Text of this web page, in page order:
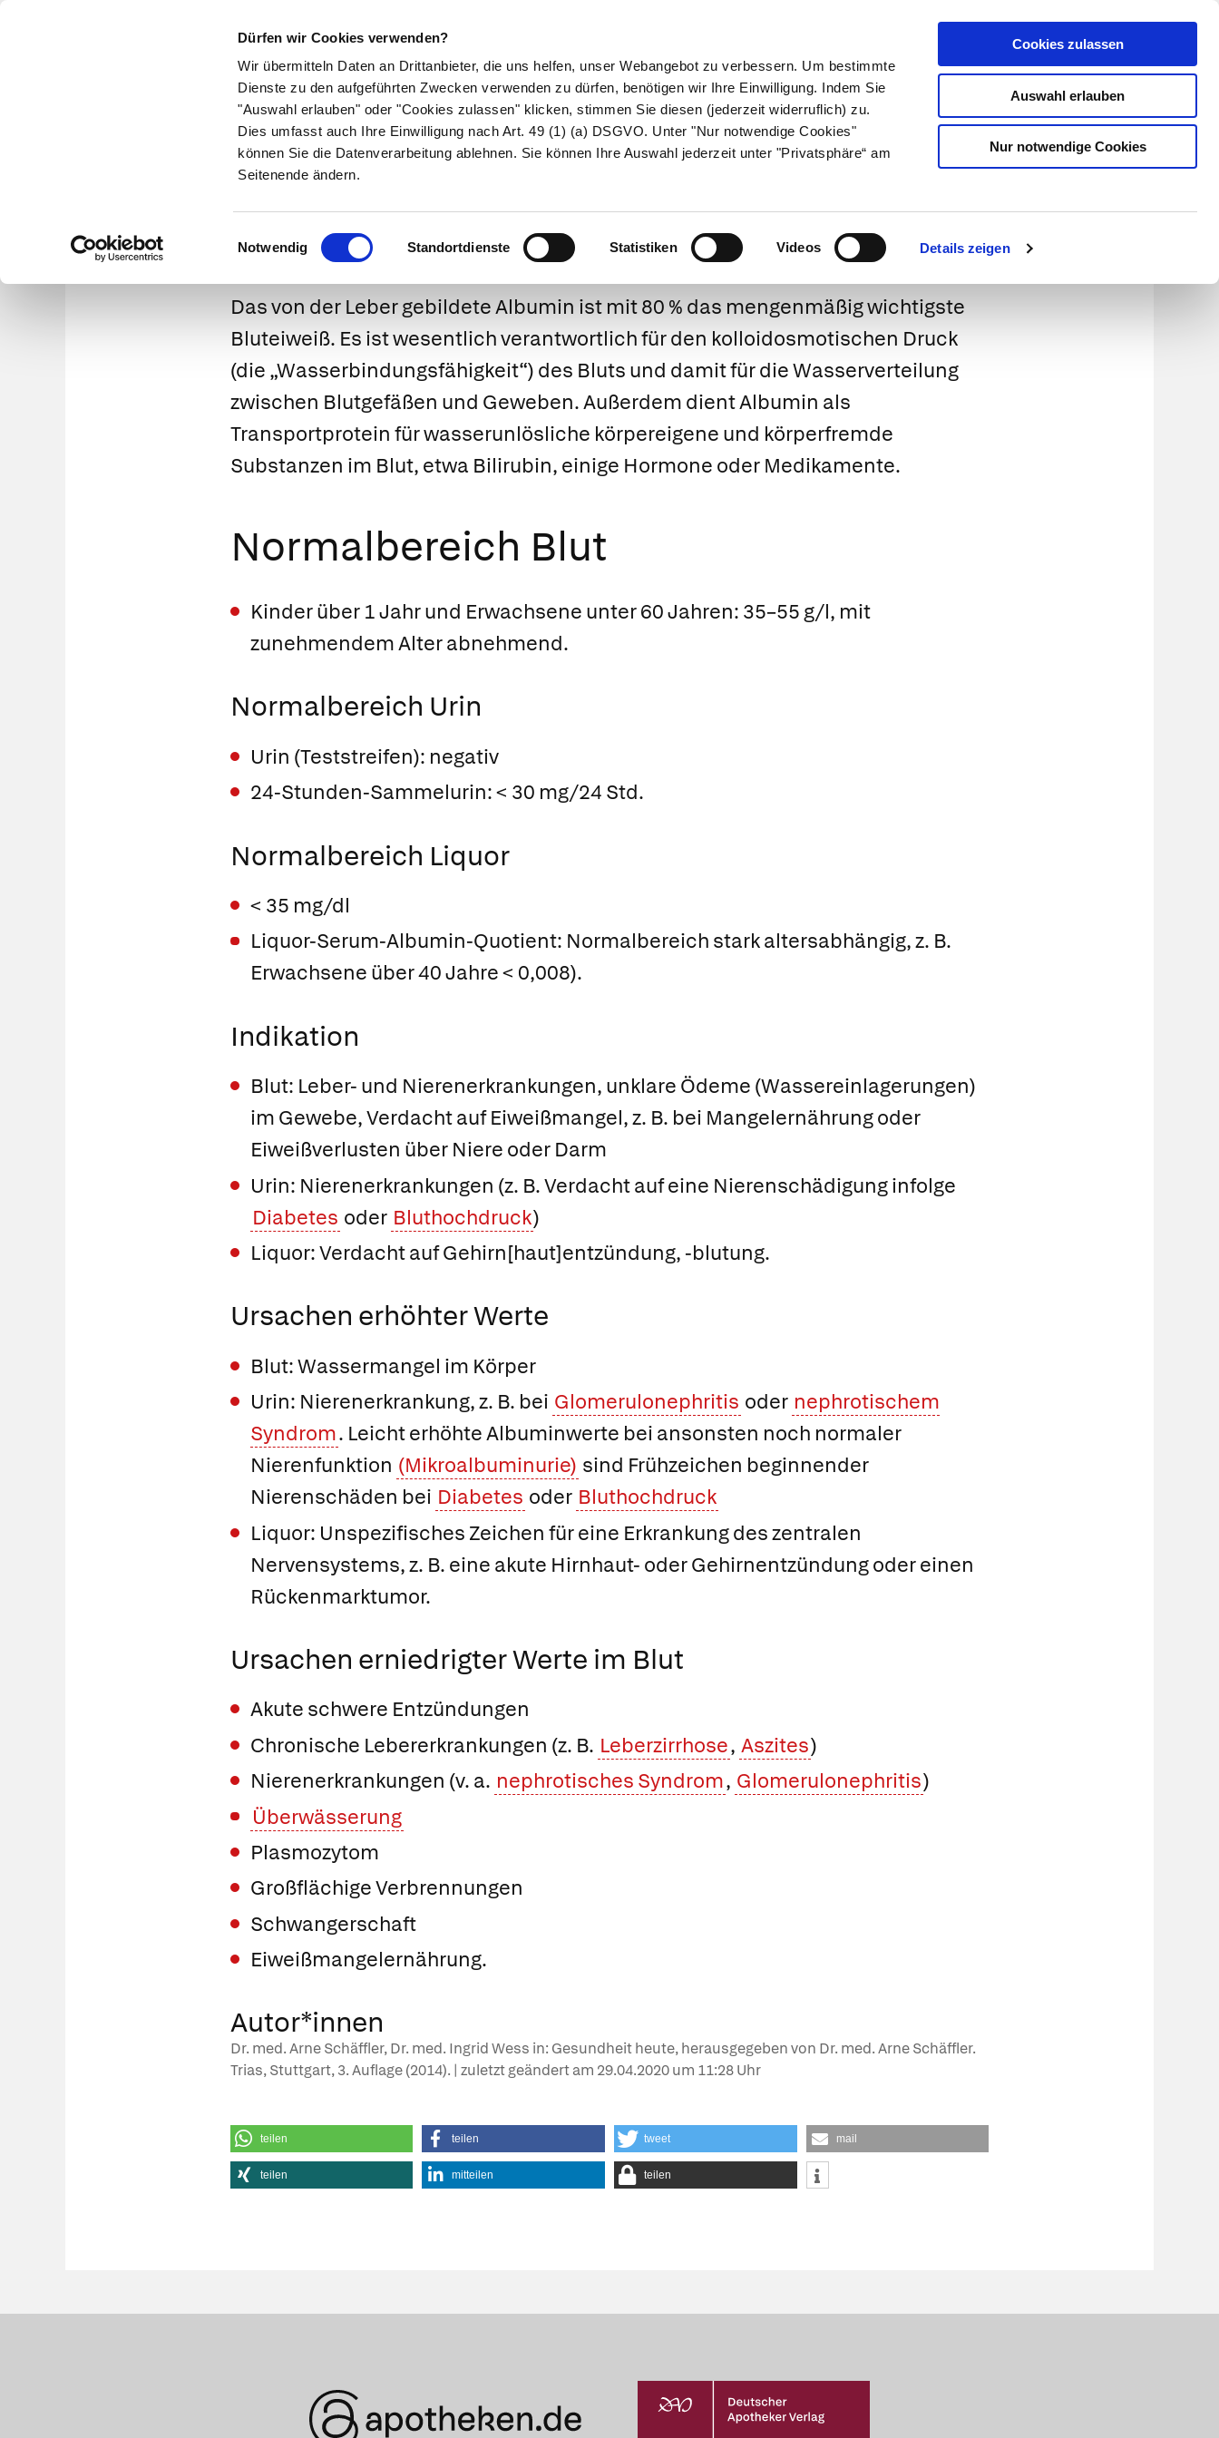
Dürfen wir Cookies verwenden?
Wir übermitteln Daten an Drittanbieter, die uns helfen, unser Webangebot zu verbessern. Um bestimmte
Dienste zu den aufgeführten Zwecken verwenden zu dürfen, benötigen wir Ihre Einwilligung. Indem Sie
"Auswahl erlauben" oder "Cookies zulassen" klicken, stimmen Sie diesen (jederzeit widerruflich) zu.
Dies umfasst auch Ihre Einwilligung nach Art. 49 (1) (a) DSGVO. Unter "Nur notwendige Cookies"
können Sie die Datenverarbeitung ablehnen. Sie können Ihre Auswahl jederzeit unter "Privatsphäre“ am
Seitenende ändern.
Einwilligungsauswahl
Notwendig Standortdienste Statistiken Videos Details zeigen
Cookies zulassen
Auswahl erlauben
Nur notwendige Cookies
Kundenlogin
Suche
Symptome Therapie Medikamente Naturheilkunde Eltern & Kind Gesund leben Über uns
Albumin
Das von der Leber gebildeteAlbumin ist mit 80 % das mengenmäßig wichtigste
Bluteiweiß. Es ist wesentlich verantwortlich für den kolloidosmotischen Druck
(die „Wasserbindungsfähigkeit“) des Bluts und damit für die Wasserverteilung
zwischen Blutgefäßen und Geweben. Außerdem dient Albumin als
Transportprotein für wasserunlösliche körpereigene und körperfremde
Substanzen im Blut, etwa Bilirubin, einige Hormone oder Medikamente.
Normalbereich Blut
Kinder über 1 Jahr und Erwachsene unter 60 Jahren: 35–55 g/l, mit
zunehmendem Alter abnehmend.
Normalbereich Urin
Urin (Teststreifen): negativ
24-Stunden-Sammelurin: < 30 mg/24 Std.
Normalbereich Liquor
< 35 mg/dl
Liquor-Serum-Albumin-Quotient: Normalbereich stark altersabhängig, z. B.
Erwachsene über 40 Jahre < 0,008).
Indikation
Blut: Leber- und Nierenerkrankungen, unklare Ödeme (Wassereinlagerungen)
im Gewebe, Verdacht auf Eiweißmangel, z. B. bei Mangelernährung oder
Eiweißverlusten über Niere oder Darm
Urin: Nierenerkrankungen (z. B. Verdacht auf eine Nierenschädigung infolge
Diabetes oder Bluthochdruck)
Liquor: Verdacht auf Gehirn[haut]entzündung, -blutung.
Ursachen erhöhter Werte
Blut: Wassermangel im Körper
Urin: Nierenerkrankung, z. B. bei Glomerulonephritis oder nephrotischem
Syndrom. Leicht erhöhte Albuminwerte bei ansonsten noch normaler
Nierenfunktion (Mikroalbuminurie) sind Frühzeichen beginnender
Nierenschäden bei Diabetes oder Bluthochdruck
Liquor: Unspezifisches Zeichen für eine Erkrankung des zentralen
Nervensystems, z. B. eine akute Hirnhaut- oder Gehirnentzündung oder einen
Rückenmarktumor.
Ursachen erniedrigter Werte im Blut
Akute schwere Entzündungen
Chronische Lebererkrankungen (z. B. Leberzirrhose, Aszites)
Nierenerkrankungen (v. a. nephrotisches Syndrom, Glomerulonephritis)
Überwässerung
Plasmozytom
Großflächige Verbrennungen
Schwangerschaft
Eiweißmangelernährung.
Autor*innen
Dr. med. Arne Schäffler, Dr. med. Ingrid Wess in: Gesundheit heute, herausgegeben von Dr. med. Arne Schäffler.
Trias, Stuttgart, 3. Auflage (2014). | zuletzt geändert am 29.04.2020um 11:28 Uhr
teilen teilen tweet mail
teilen mitteilen teilen